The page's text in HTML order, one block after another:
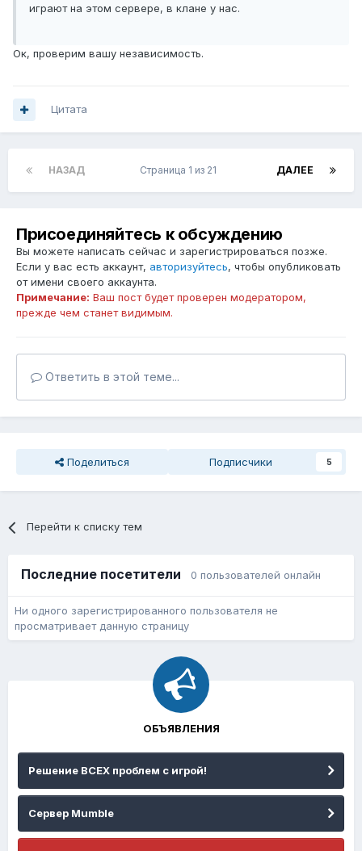
играют на этом сервере, в клане у нас.
Ок, проверим вашу независимость.
Цитата
НАЗАД ДАЛЕЕ
Страница 1 из 21
Присоединяйтесь к обсуждению
Вы можете написать сейчас и зарегистрироваться позже.
Если у вас есть аккаунт, авторизуйтесь, чтобы опубликовать
от имени своего аккаунта.
Примечание: Ваш пост будет проверен модератором,
прежде чем станет видимым.
Ответить в этой теме...
Поделиться Подписчики 5
Перейти к списку тем
Последние посетители 0 пользователей онлайн
Ни одного зарегистрированного пользователя не
просматривает данную страницу
ОБЪЯВЛЕНИЯ
Решение ВСЕХ проблем с игрой!
Сервер Mumble